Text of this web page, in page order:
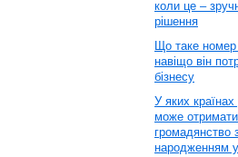
коли це –
рішення
Що таке номер
навіщо він
бізнесу
У яких
може отримати
громадянство
народженням